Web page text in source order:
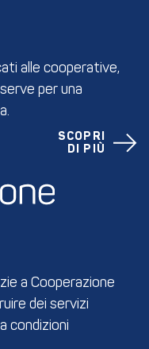
alle cooperative,
per una
SCOPRI
DI PIÙ
a Cooperazione
dei servizi
condizioni